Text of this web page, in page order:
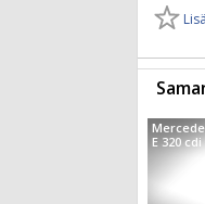
E 320 cdi